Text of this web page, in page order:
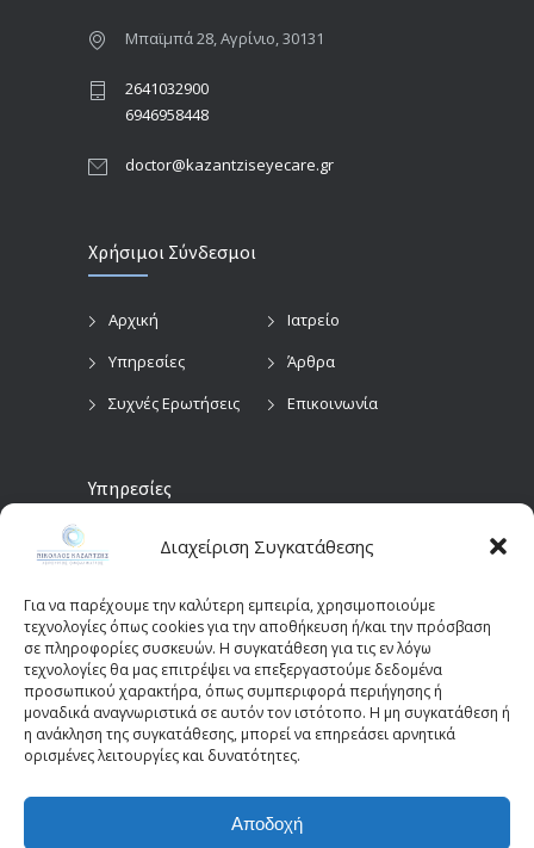
Διαχείριση Συγκατάθεσης
Για να παρέχουμε την καλύτερη εμπειρία, χρησιμοποιούμε
τεχνολογίες όπως cookies για την αποθήκευση ή/και την πρόσβαση
σε πληροφορίες συσκευών. Η συγκατάθεση για τις εν λόγω
τεχνολογίες θα μας επιτρέψει να επεξεργαστούμε δεδομένα
προσωπικού χαρακτήρα, όπως συμπεριφορά περιήγησης ή
μοναδικά αναγνωριστικά σε αυτόν τον ιστότοπο. Η μη συγκατάθεση ή
η ανάκληση της συγκατάθεσης, μπορεί να επηρεάσει αρνητικά
ορισμένες λειτουργίες και δυνατότητες.
Αποδοχή
Μπαϊμπά 28, Αγρίνιο, 30131
2641032900
6946958448
doctor@kazantziseyecare.gr
Χρήσιμοι Σύνδεσμοι
Αρχική
Ιατρείο
Υπηρεσίες
Άρθρα
Συχνές Ερωτήσεις
Επικοινωνία
Υπηρεσίες
Προληπτικός
Έλεγχος
Διαγνωστικές
Χειρουργικές
Επεμβάσεις Οφθαλμών
Οπτικά Πεδία
(Perimetry)
Παιδοοφθαλμολογία
Οπτική Τομογραφία
Συνοχής (OCT)
© 2025 - kazantziseyecare.gr -